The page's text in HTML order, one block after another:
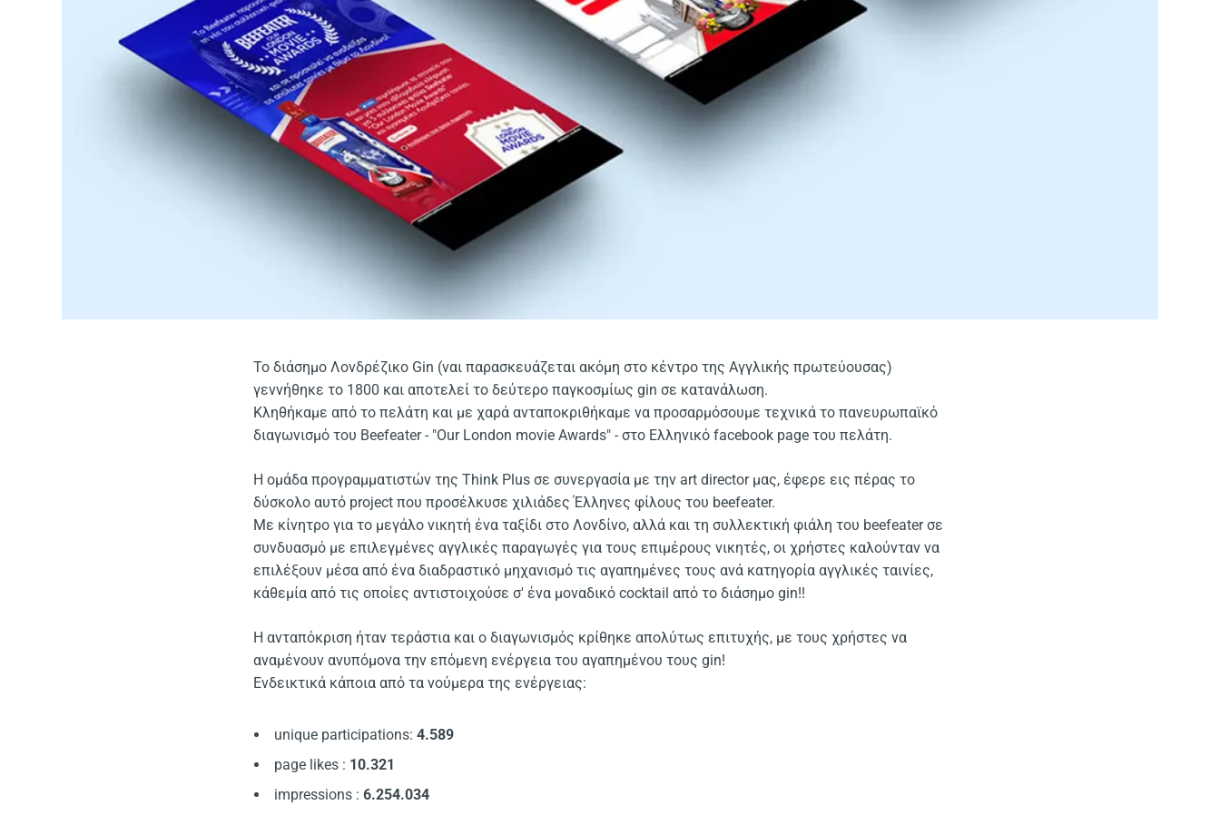
To διάσημο Λονδρέζικο Gin (ναι παρασκευάζεται ακόμη στο κέντρο της Αγγλικής πρωτεύουσας)
γεννήθηκε το 1800 και αποτελεί το δεύτερο παγκοσμίως gin σε κατανάλωση.
Kληθήκαμε από το πελάτη και με χαρά ανταποκριθήκαμε να προσαρμόσουμε τεχνικά το πανευρωπαϊκό
διαγωνισμό του Beefeater - "Οur London movie Awards" - στο Ελληνικό facebook page του πελάτη.
H ομάδα προγραμματιστών της Think Plus σε συνεργασία με την art director μας, έφερε εις πέρας το
δύσκολο αυτό project που προσέλκυσε χιλιάδες Έλληνες φίλους του beefeater.
Mε κίνητρο για το μεγάλο νικητή ένα ταξίδι στο Λονδίνο, αλλά και τη συλλεκτική φιάλη του beefeater σε
συνδυασμό με επιλεγμένες αγγλικές παραγωγές για τους επιμέρους νικητές, οι χρήστες καλούνταν να
επιλέξουν μέσα από ένα διαδραστικό μηχανισμό τις αγαπημένες τους ανά κατηγορία αγγλικές ταινίες,
κάθεμία από τις οποίες αντιστοιχούσε σ' ένα μοναδικό cocktail από το διάσημο gin!!
H ανταπόκριση ήταν τεράστια και ο διαγωνισμός κρίθηκε απολύτως επιτυχής, με τους χρήστες να
αναμένουν ανυπόμονα την επόμενη ενέργεια του αγαπημένου τους gin!
Eνδεικτικά κάποια από τα νούμερα της ενέργειας:
unique participations:4.589
page likes : 10.321
impressions : 6.254.034